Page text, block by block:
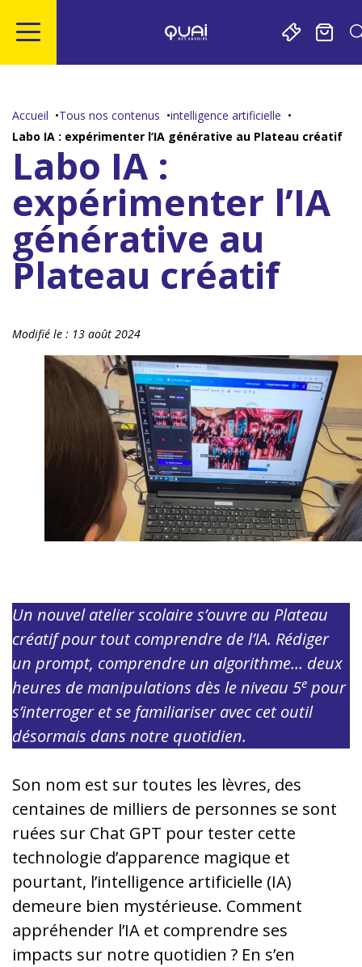
contenu
page
Accueil Tous nos contenus
intelligence artificielle
Labo IA : expérimenter l’IA générative au Plateau créatif
Labo IA :
expérimenter l’IA
générative au
Plateau créatif
Modifié le : 13 août 2024
Un nouvel atelier scolaire s’ouvre au Plateau
créatif pour tout comprendre de l’IA. Rédiger
un prompt, comprendre un algorithme… deux
heures de manipulations dès le niveau 5e pour
s’interroger et se familiariser avec cet outil
désormais dans notre quotidien.
Son nom est sur toutes les lèvres, des
centaines de milliers de personnes se sont
ruées sur Chat GPT pour tester cette
technologie d’apparence magique et
pourtant, l’intelligence artificielle (IA)
demeure bien mystérieuse. Comment
appréhender l’IA et comprendre ses
impacts sur notre quotidien ? En s’en